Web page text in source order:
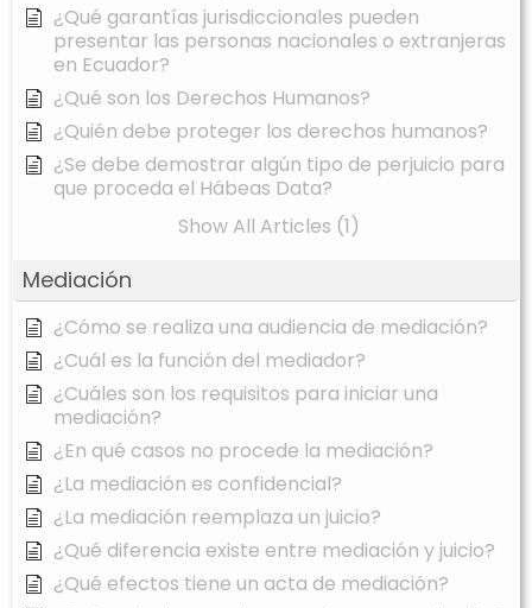
¿Qué garantías jurisdiccionales pueden
presentar las personas nacionales o extranjeras
en Ecuador?
¿Qué son los Derechos Humanos?
¿Quién debe proteger los derechos humanos?
¿Se debe demostrar algún tipo de perjuicio para
que proceda el Hábeas Data?
Show All Articles (1)
Mediación
¿Cómo se realiza una audiencia de mediación?
¿Cuál es la función del mediador?
¿Cuáles son los requisitos para iniciar una
mediación?
¿En qué casos no procede la mediación?
¿La mediación es confidencial?
¿La mediación reemplaza un juicio?
¿Qué diferencia existe entre mediación y juicio?
¿Qué efectos tiene un acta de mediación?